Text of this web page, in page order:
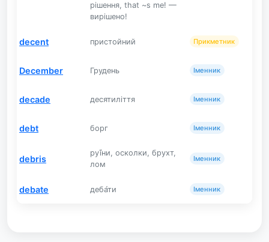
рішення, that ~s me! —
вирішено!
decent пристойний Прикметник
December Грудень Іменник
decade десятиліття Іменник
debt борг Іменник
debris
руї́ни, осколки, брухт,
лом
Іменник
debate деба́ти Іменник